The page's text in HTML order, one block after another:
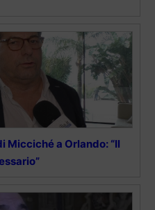
Micciché a Orlando: “Il